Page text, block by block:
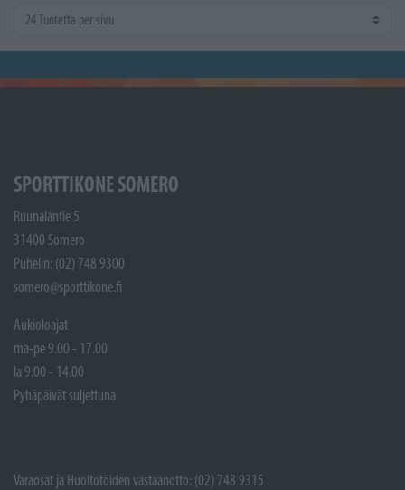
SPORTTIKONE SOMERO
Ruunalantie 5
31400 Somero
Puhelin: (02) 748 9300
somero@sporttikone.fi
Aukioloajat
ma-pe 9.00 - 17.00
la 9.00 - 14.00
Pyhäpäivät suljettuna
Varaosat ja Huoltotöiden vastaanotto: (02) 748 9315